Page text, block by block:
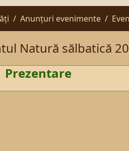
Anunțuri evenimente
Natură sălbatică
Prezentare